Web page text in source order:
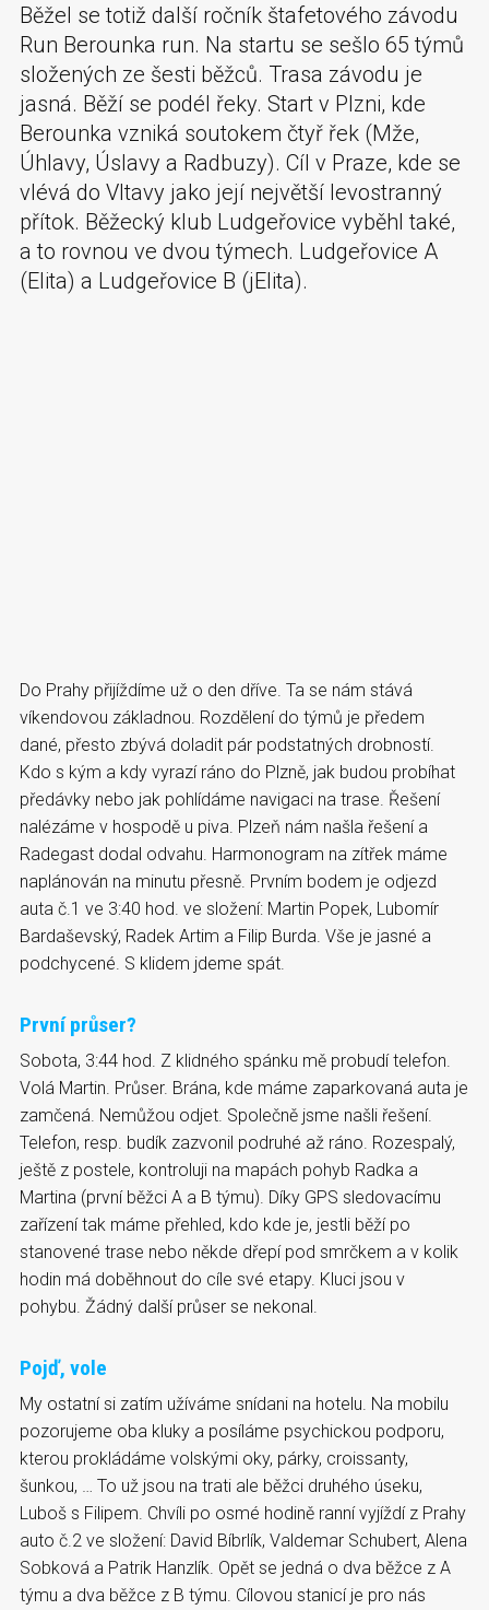
Běžel se totiž další ročník štafetového závodu
Run Berounka run. Na startu se sešlo 65 týmů
složených ze šesti běžců. Trasa závodu je
jasná. Běží se podél řeky. Start v Plzni, kde
Berounka vzniká soutokem čtyř řek (Mže,
Úhlavy, Úslavy a Radbuzy). Cíl v Praze, kde se
vlévá do Vltavy jako její největší levostranný
přítok. Běžecký klub Ludgeřovice vyběhl také,
a to rovnou ve dvou týmech. Ludgeřovice A
(Elita) a Ludgeřovice B (jElita).
Do Prahy přijíždíme už o den dříve. Ta se nám stává
víkendovou základnou. Rozdělení do týmů je předem
dané, přesto zbývá doladit pár podstatných drobností.
Kdo s kým a kdy vyrazí ráno do Plzně, jak budou probíhat
předávky nebo jak pohlídáme navigaci na trase. Řešení
nalézáme v hospodě u piva. Plzeň nám našla řešení a
Radegast dodal odvahu. Harmonogram na zítřek máme
naplánován na minutu přesně. Prvním bodem je odjezd
auta č.1 ve 3:40 hod. ve složení: Martin Popek, Lubomír
Bardaševský, Radek Artim a Filip Burda. Vše je jasné a
podchycené. S klidem jdeme spát.
První průser?
Sobota, 3:44 hod. Z klidného spánku mě probudí telefon.
Volá Martin. Průser. Brána, kde máme zaparkovaná auta je
zamčená. Nemůžou odjet. Společně jsme našli řešení.
Telefon, resp. budík zazvonil podruhé až ráno. Rozespalý,
ještě z postele, kontroluji na mapách pohyb Radka a
Martina (první běžci A a B týmu). Díky GPS sledovacímu
zařízení tak máme přehled, kdo kde je, jestli běží po
stanovené trase nebo někde dřepí pod smrčkem a v kolik
hodin má doběhnout do cíle své etapy. Kluci jsou v
pohybu. Žádný další průser se nekonal.
Pojď, vole
My ostatní si zatím užíváme snídani na hotelu. Na mobilu
pozorujeme oba kluky a posíláme psychickou podporu,
kterou prokládáme volskými oky, párky, croissanty,
šunkou, … To už jsou na trati ale běžci druhého úseku,
Luboš s Filipem. Chvíli po osmé hodině ranní vyjíždí z Prahy
auto č.2 ve složení: David Bíbrlík, Valdemar Schubert, Alena
Sobková a Patrik Hanzlík. Opět se jedná o dva běžce z A
týmu a dva běžce z B týmu. Cílovou stanicí je pro nás